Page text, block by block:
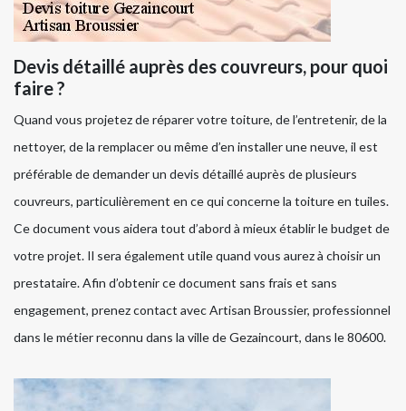
Devis détaillé auprès des couvreurs, pour quoi
faire ?
Quand vous projetez de réparer votre toiture, de l’entretenir, de la
nettoyer, de la remplacer ou même d’en installer une neuve, il est
préférable de demander un devis détaillé auprès de plusieurs
couvreurs, particulièrement en ce qui concerne la toiture en tuiles.
Ce document vous aidera tout d’abord à mieux établir le budget de
votre projet. Il sera également utile quand vous aurez à choisir un
prestataire. Afin d’obtenir ce document sans frais et sans
engagement, prenez contact avec Artisan Broussier, professionnel
dans le métier reconnu dans la ville de Gezaincourt, dans le 80600.